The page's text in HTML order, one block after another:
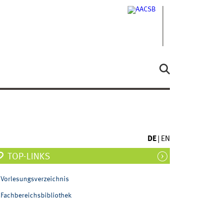
DE EN
TOP-LINKS
Vorlesungsverzeichnis
Fachbereichsbibliothek